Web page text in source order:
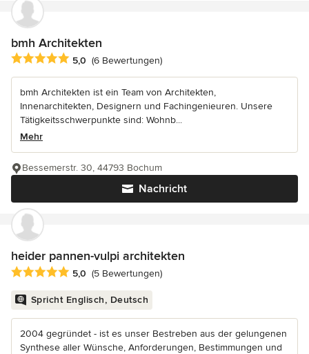
bmh Architekten
Durchschnittliche Bewertung: 5 von 5 Sternen
5,0 (6 Bewertungen)
bmh Architekten ist ein Team von Architekten,
Innenarchitekten, Designern und Fachingenieuren. Unsere
Tätigkeitsschwerpunkte sind: Wohnb...
Mehr
Nachricht
Bessemerstr. 30, 44793 Bochum
heider pannen-vulpi architekten
Durchschnittliche Bewertung: 5 von 5 Sternen
5,0 (5 Bewertungen)
Spricht Englisch, Deutsch
2004 gegründet - ist es unser Bestreben aus der gelungenen
Synthese aller Wünsche, Anforderungen, Bestimmungen und